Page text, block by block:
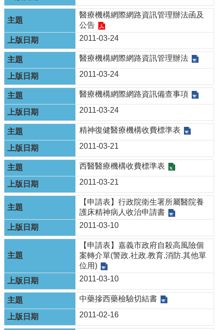
策
資
料
開
放
宣
告
醫療機構網際網路資訊管理辦法函及
公告
2011-03-24
醫療機構網際網路資訊管理辦法
2011-03-24
醫療機構網際網路資訊備查事項
2011-03-24
精神復健醫療機構收費標準表
2011-03-21
西醫醫療機構收費標準表
2011-03-21
【申請表】行政院衛生署所屬醫院養
護床精神病人收治申請書
2011-03-10
【申請表】嘉義市政府自殺高風險個
案轉介單(警政.社政.教育.消防.其他單
位用)
2011-03-10
中藥摻西藥檢驗切結書
2011-02-16